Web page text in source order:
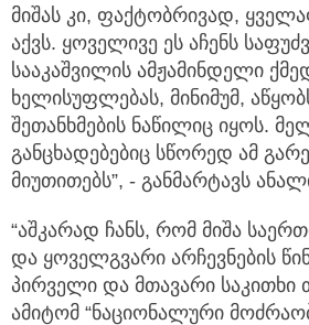
მიშას კი, ფაქტობრივად,
აქვს. ყოველივე ეს აჩენს
სააკაშვილის ამჟამინდელი
ხელისუფლებას, მინიმუმ,
შეთანხმების ნაწილიც იყოს.
განცხადებებიც სწორედ ამ
მიუთითებს”, - განმარტავს
“აშკარად ჩანს, რომ მიშა
და ყოველგვარი არჩევნების
პირველი და მთავარი საკითხი
ამიტომ “ნაციონალური